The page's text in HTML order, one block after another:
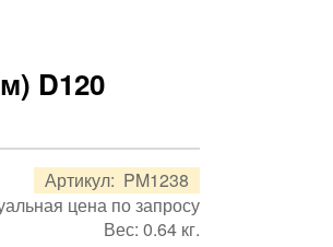
D120
Артикул: PM1238
цена по запросу
Вес: 0.64 кг.